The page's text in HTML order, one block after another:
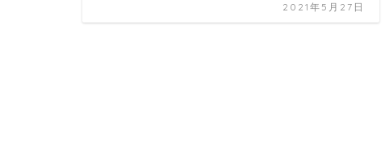
2021年5月27日